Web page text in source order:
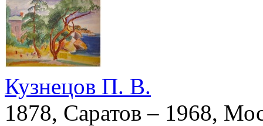
Кузнецов П. В.
1878, Саратов – 1968,